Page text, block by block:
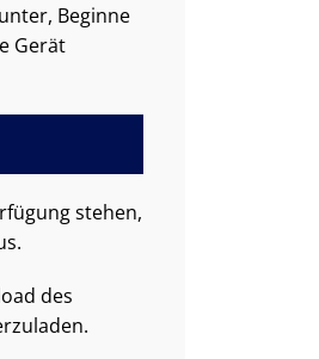
Beginne
Gerät
stehen,
des